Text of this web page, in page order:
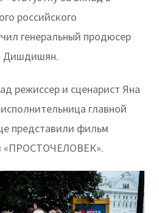
российского
генеральный продюсер
Дишдишян.
режиссер и сценарист Яна
главной
представили фильм
«ПРОСТОЧЕЛОВЕК».